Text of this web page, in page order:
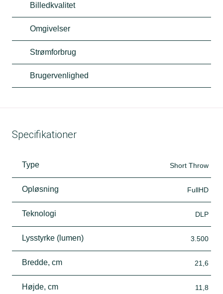
Billedkvalitet
Omgivelser
Strømforbrug
Brugervenlighed
Specifikationer
Type Short Throw
Opløsning FullHD
Teknologi DLP
Lysstyrke (lumen) 3.500
Bredde, cm 21,6
Højde, cm 11,8